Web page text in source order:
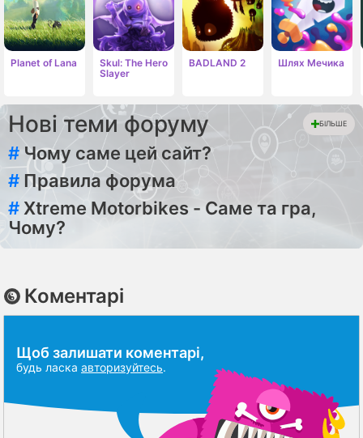
Planet of Lana
Skul: The Hero
Slayer
BADLAND 2 Шлях Мечика
Нові теми форуму БІЛЬШЕ
# Чому саме цей сайт?
# Правила форума
# Xtreme Motorbikes - Саме та гра,
Чому?
Коментарі
Щоб залишати коментарі,
будь ласка авторизуйтесь.